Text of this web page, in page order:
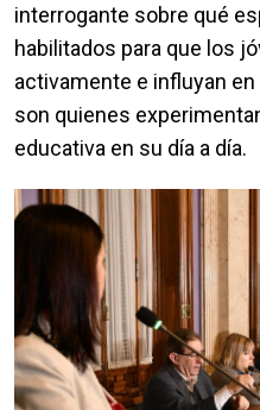
interrogante sobre qué
habilitados para que los
activamente e influyan
son quienes
educativa en su día a día.